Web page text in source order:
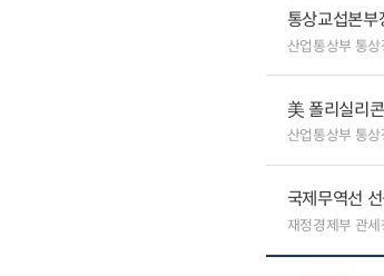
통상교섭본
산업통상부 통
美 폴리실리
산업통상부 통
국제무역선
재정경제부 관